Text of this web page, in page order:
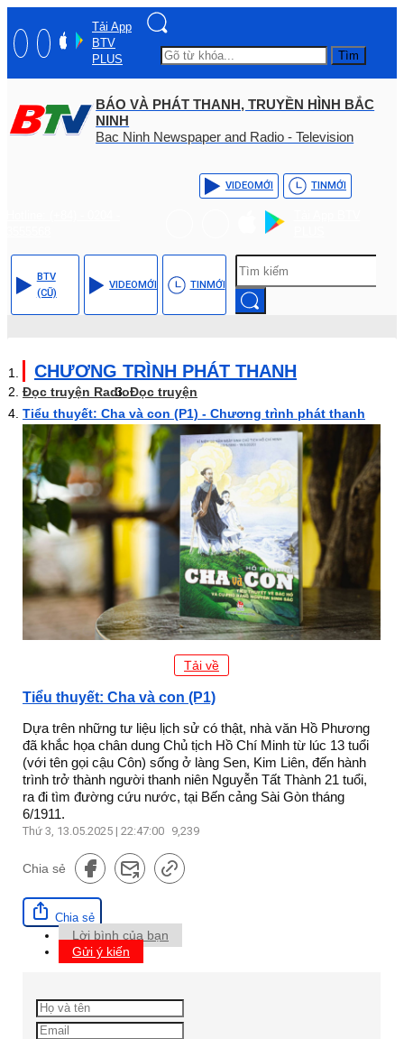
Tải App
BTV
PLUS
Tìm
BÁO VÀ PHÁT THANH, TRUYỀN HÌNH BẮC
NINH
Bac Ninh Newspaper and Radio - Television
VIDEOMỚI TINMỚI
BTV
(CŨ)
VIDEOMỚI TINMỚI
CHƯƠNG TRÌNH PHÁT THANH
Đọc truyện RadioĐọc truyện
Tiểu thuyết: Cha và con (P1) - Chương trình phát thanh
Tải về
Tiểu thuyết: Cha và con (P1)
Dựa trên những tư liệu lịch sử có thật, nhà văn Hồ Phương
đã khắc họa chân dung Chủ tịch Hồ Chí Minh từ lúc 13 tuổi
(với tên gọi cậu Côn) sống ở làng Sen, Kim Liên, đến hành
trình trở thành người thanh niên Nguyễn Tất Thành 21 tuổi,
ra đi tìm đường cứu nước, tại Bến cảng Sài Gòn tháng
6/1911.
Thứ 3, 13.05.2025 | 22:47:00 9,239
Chia sẻ
Chia sẻ
Lời bình của bạn
Gửi ý kiến